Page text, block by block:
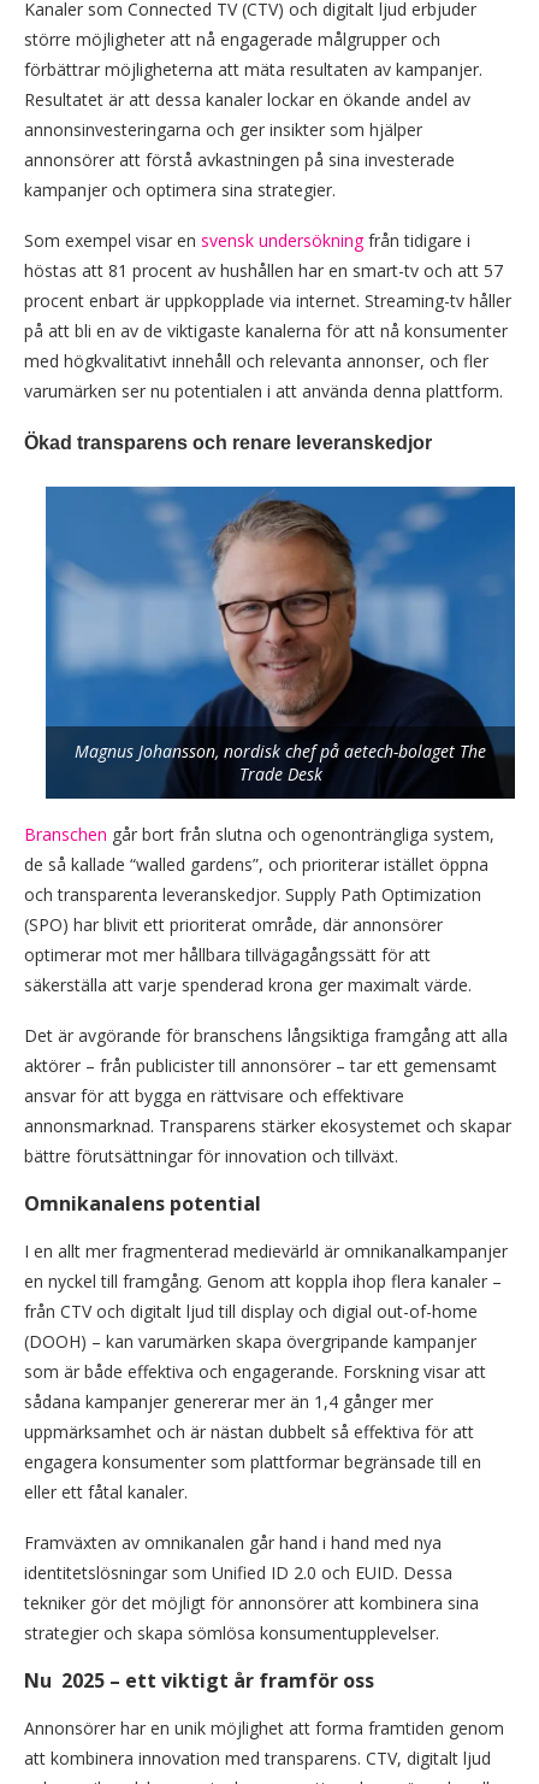
Kanaler som Connected TV (CTV) och digitalt ljud erbjuder
större möjligheter att nå engagerade målgrupper och
förbättrar möjligheterna att mäta resultaten av kampanjer.
Resultatet är att dessa kanaler lockar en ökande andel av
annonsinvesteringarna och ger insikter som hjälper
annonsörer att förstå avkastningen på sina investerade
kampanjer och optimera sina strategier.
Som exempel visar en svensk undersökningfrån tidigare i
höstas att 81 procent av hushållen har en smart-tv och att 57
procent enbart är uppkopplade via internet. Streaming-tv håller
på att bli en av de viktigaste kanalerna för att nå konsumenter
med högkvalitativt innehåll och relevanta annonser, och fler
varumärken ser nu potentialen i att använda denna plattform.
Ökad transparens och renare leveranskedjor
Magnus Johansson, nordisk chef på aetech-bolaget The
Trade Desk
Branschen går bort från slutna och ogenonträngliga system,
de så kallade “walled gardens”, och prioriterar istället öppna
och transparenta leveranskedjor. Supply Path Optimization
(SPO) har blivit ett prioriterat område, där annonsörer
optimerar mot mer hållbara tillvägagångssätt för att
säkerställa att varje spenderad krona ger maximalt värde.
Det är avgörande för branschens långsiktiga framgång att alla
aktörer – från publicister till annonsörer – tar ett gemensamt
ansvar för att bygga en rättvisare och effektivare
annonsmarknad. Transparens stärker ekosystemet och skapar
bättre förutsättningar för innovation och tillväxt.
Omnikanalens potential
I en allt mer fragmenterad medievärld är omnikanalkampanjer
en nyckel till framgång. Genom att koppla ihop flera kanaler –
från CTV och digitalt ljud till display och digial out-of-home
(DOOH) – kan varumärken skapa övergripande kampanjer
som är både effektiva och engagerande. Forskning visar att
sådana kampanjer genererar mer än 1,4 gånger mer
uppmärksamhet och är nästan dubbelt så effektiva för att
engagera konsumenter som plattformar begränsade till en
eller ett fåtal kanaler.
Framväxten av omnikanalen går hand i hand med nya
identitetslösningar som Unified ID 2.0 och EUID. Dessa
tekniker gör det möjligt för annonsörer att kombinera sina
strategier och skapa sömlösa konsumentupplevelser.
Nu 2025 – ett viktigt år framför oss
Annonsörer har en unik möjlighet att forma framtiden genom
att kombinera innovation med transparens. CTV, digitalt ljud